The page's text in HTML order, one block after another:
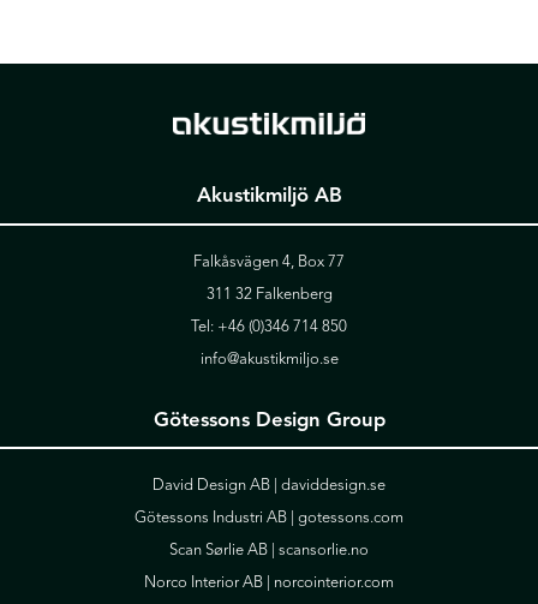
Akustikmiljö AB
Falkåsvägen 4, Box 77
311 32 Falkenberg
Tel: +46 (0)346 714 850
info@akustikmiljo.se
Götessons Design Group
David Design AB | daviddesign.se
Götessons Industri AB | gotessons.com
Scan Sørlie AB | scansorlie.no
Norco Interior AB | norcointerior.com